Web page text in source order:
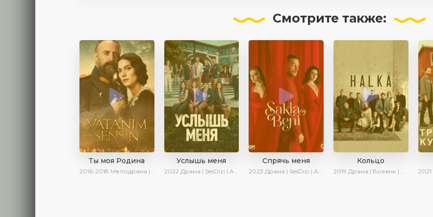
Смотрите также:
Ты моя Родина
2016-2018 Мелодрама | Исторический | Военный | Turok1990
Услышь меня
2022 Драма | SesDizi | AveTurk | Turok1990
Спрячь меня
2023 Драма | SesDizi | AveTurk | AlisaDirilis | Сериалы 2023
Кольцо
2019 Драма | Боевик | Криминал 2021